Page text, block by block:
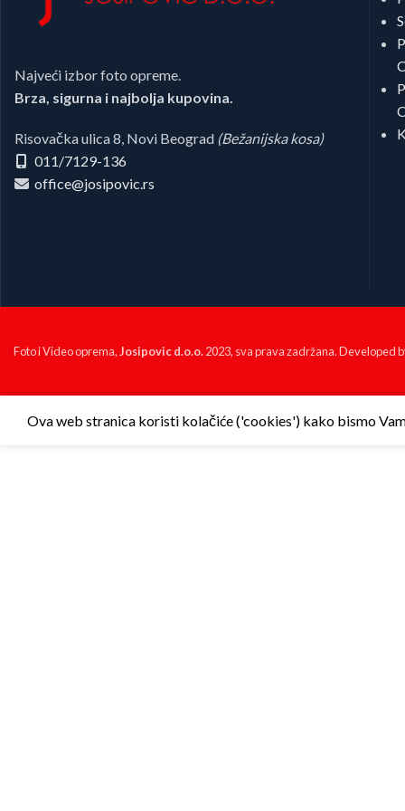
Najveći izbor foto opreme.
Brza, sigurna i najbolja kupovina.
Risovačka ulica 8, Novi Beograd (Bežanijska kosa)
011/7129-136
office@josipovic.rs
Foto i Video oprema,Josipovic d.o.o.2023, sva prava zadržana. Developed
Ova web stranica koristi kolačiće ('cookies') kako bismo